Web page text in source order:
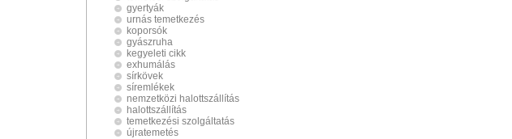
gyertyák
urnás temetkezés
koporsók
gyászruha
kegyeleti cikk
exhumálás
sírkövek
síremlékek
nemzetközi halottszállítás
halottszállítás
temetkezési szolgáltatás
újratemetés